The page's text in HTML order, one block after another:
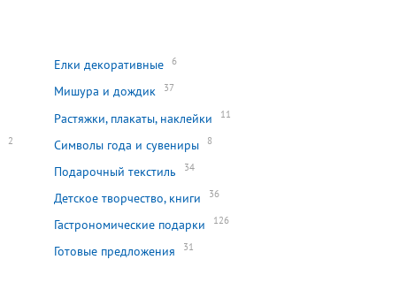
Елки декоративные 6
Мишура и дождик 37
Растяжки, плакаты, наклейки 11
2 Символы года и сувениры 8
Подарочный текстиль 34
Детское творчество, книги 36
Гастрономические подарки 126
Готовые предложения 31